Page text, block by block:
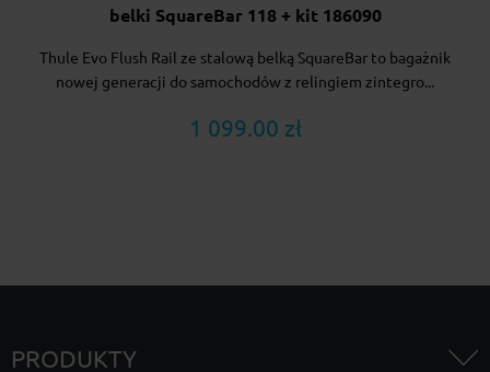
belki SquareBar 118 + kit 186090
Thule Evo Flush Rail ze stalową belką SquareBar to bagażnik
nowej generacji do samochodów z relingiem zintegro...
1 099.00 zł
PRODUKTY